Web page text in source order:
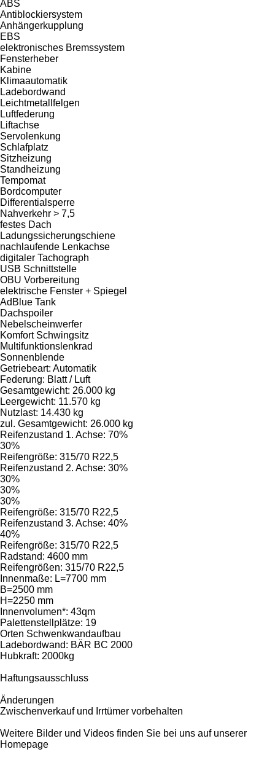
ABS
Antiblockiersystem
Anhängerkupplung
EBS
elektronisches Bremssystem
Fensterheber
Kabine
Klimaautomatik
Ladebordwand
Leichtmetallfelgen
Luftfederung
Liftachse
Servolenkung
Schlafplatz
Sitzheizung
Standheizung
Tempomat
Bordcomputer
Differentialsperre
Nahverkehr > 7,5
festes Dach
Ladungssicherungschiene
nachlaufende Lenkachse
digitaler Tachograph
USB Schnittstelle
OBU Vorbereitung
elektrische Fenster + Spiegel
AdBlue Tank
Dachspoiler
Nebelscheinwerfer
Komfort Schwingsitz
Multifunktionslenkrad
Sonnenblende
Getriebeart: Automatik
Federung: Blatt / Luft
Gesamtgewicht: 26.000 kg
Leergewicht: 11.570 kg
Nutzlast: 14.430 kg
zul. Gesamtgewicht: 26.000 kg
Reifenzustand 1. Achse: 70%
30%
Reifengröße: 315/70 R22,5
Reifenzustand 2. Achse: 30%
30%
30%
30%
Reifengröße: 315/70 R22,5
Reifenzustand 3. Achse: 40%
40%
Reifengröße: 315/70 R22,5
Radstand: 4600 mm
Reifengrößen: 315/70 R22,5
Innenmaße: L=7700 mm
B=2500 mm
H=2250 mm
Innenvolumen*: 43qm
Palettenstellplätze: 19
Orten Schwenkwandaufbau
Ladebordwand: BÄR BC 2000
Hubkraft: 2000kg
Haftungsausschluss
Änderungen
Zwischenverkauf und Irrtümer vorbehalten
Weitere Bilder und Videos finden Sie bei uns auf unserer
Homepage